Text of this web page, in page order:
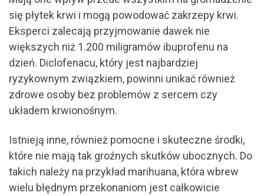
się płytek krwi i mogą powodować zakrzepy krwi.
Eksperci zalecają przyjmowanie dawek nie
większych niż 1.200 miligramów ibuprofenu na
dzień. Diclofenacu, który jest najbardziej
ryzykownym związkiem, powinni unikać również
zdrowe osoby bez problemów z sercem czy
układem krwionośnym.
Istnieją inne, również pomocne i skuteczne środki,
które nie mają tak groźnych skutków ubocznych. Do
takich należy na przykład marihuana, która wbrew
wielu błędnym przekonaniom jest całkowicie